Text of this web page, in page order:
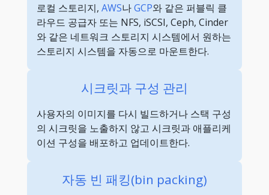
로컬 스토리지, AWS나GCP와 같은 퍼블릭 클
라우드 공급자 또는 NFS, iSCSI, Ceph, Cinder
와 같은 네트워크 스토리지 시스템에서 원하는
스토리지 시스템을 자동으로 마운트한다.
시크릿과 구성 관리
사용자의 이미지를 다시 빌드하거나 스택 구성
의 시크릿을 노출하지 않고 시크릿과 애플리케
이션 구성을 배포하고 업데이트한다.
자동 빈 패킹(bin packing)